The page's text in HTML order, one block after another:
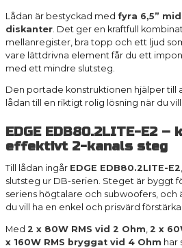
Lådan är bestyckad med fyra 6,5”
diskanter . Det ger en kraftfull
mellanregister, bra topp och ett ljud
vare lättdrivna element får du ett
med ett mindre slutsteg.
Den portade konstruktionen hjälper till
lådan till en riktigt rolig lösning när du
EDGE EDB80.2LITE-E2 –
effektivt 2-kanals steg
Till lådan ingår EDGE EDB80.2LITE-E2
slutsteg ur DB-serien. Steget är byggt
seriens högtalare och subwoofers, och
du vill ha en enkel och prisvärd
Med 2 x 80W RMS vid 2 Ohm, 2 x
x 160W RMS bryggat vid 4 Ohm har